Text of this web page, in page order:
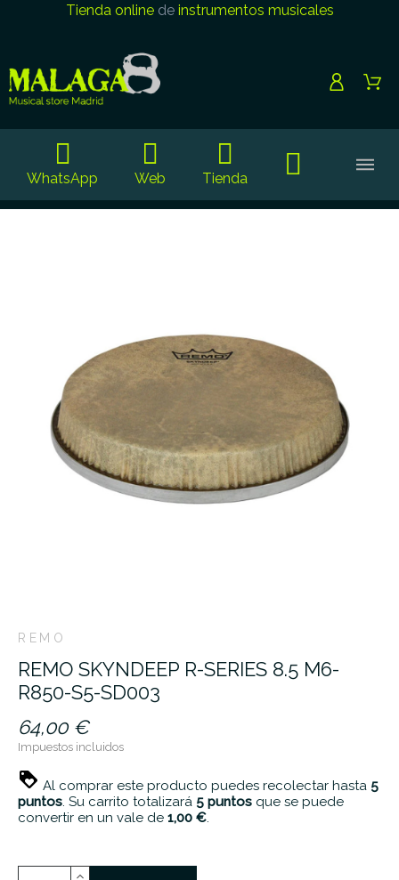
Tienda onlinede instrumentos musicales
WhatsApp Web Tienda
REMO
REMO SKYNDEEP R-SERIES 8.5 M6-
R850-S5-SD003
64,00 €
Impuestos incluidos
Al comprar este producto puedes recolectar hasta 5
puntos. Su carrito totalizará 5 puntos que se puede
convertir en un vale de 1,00 €.